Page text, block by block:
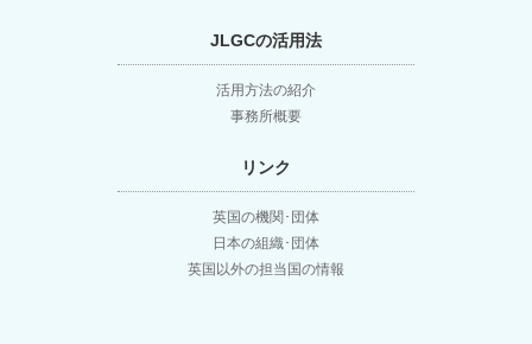
JLGCの活用法
活用方法の紹介
事務所概要
リンク
英国の機関･団体
日本の組織･団体
英国以外の担当国の情報